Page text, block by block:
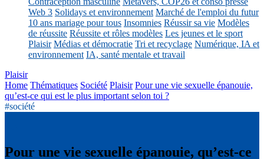
Web 3 Solidays et environnement Marché de l'emploi du futur
10 ans mariage pour tous Insomnies Réussir sa vie Modèles
de réussite Réussite et rôles modèles Les jeunes et le sport
Plaisir Médias et démocratie Tri et recyclage Numérique, IA et
environnement IA, santé mentale et travail
Plaisir
Home Thématiques Société Plaisir Pour une vie sexuelle épanouie,
qu’est-ce qui est le plus important selon toi ?
#société
Pour une vie sexuelle épanouie, qu’est-ce